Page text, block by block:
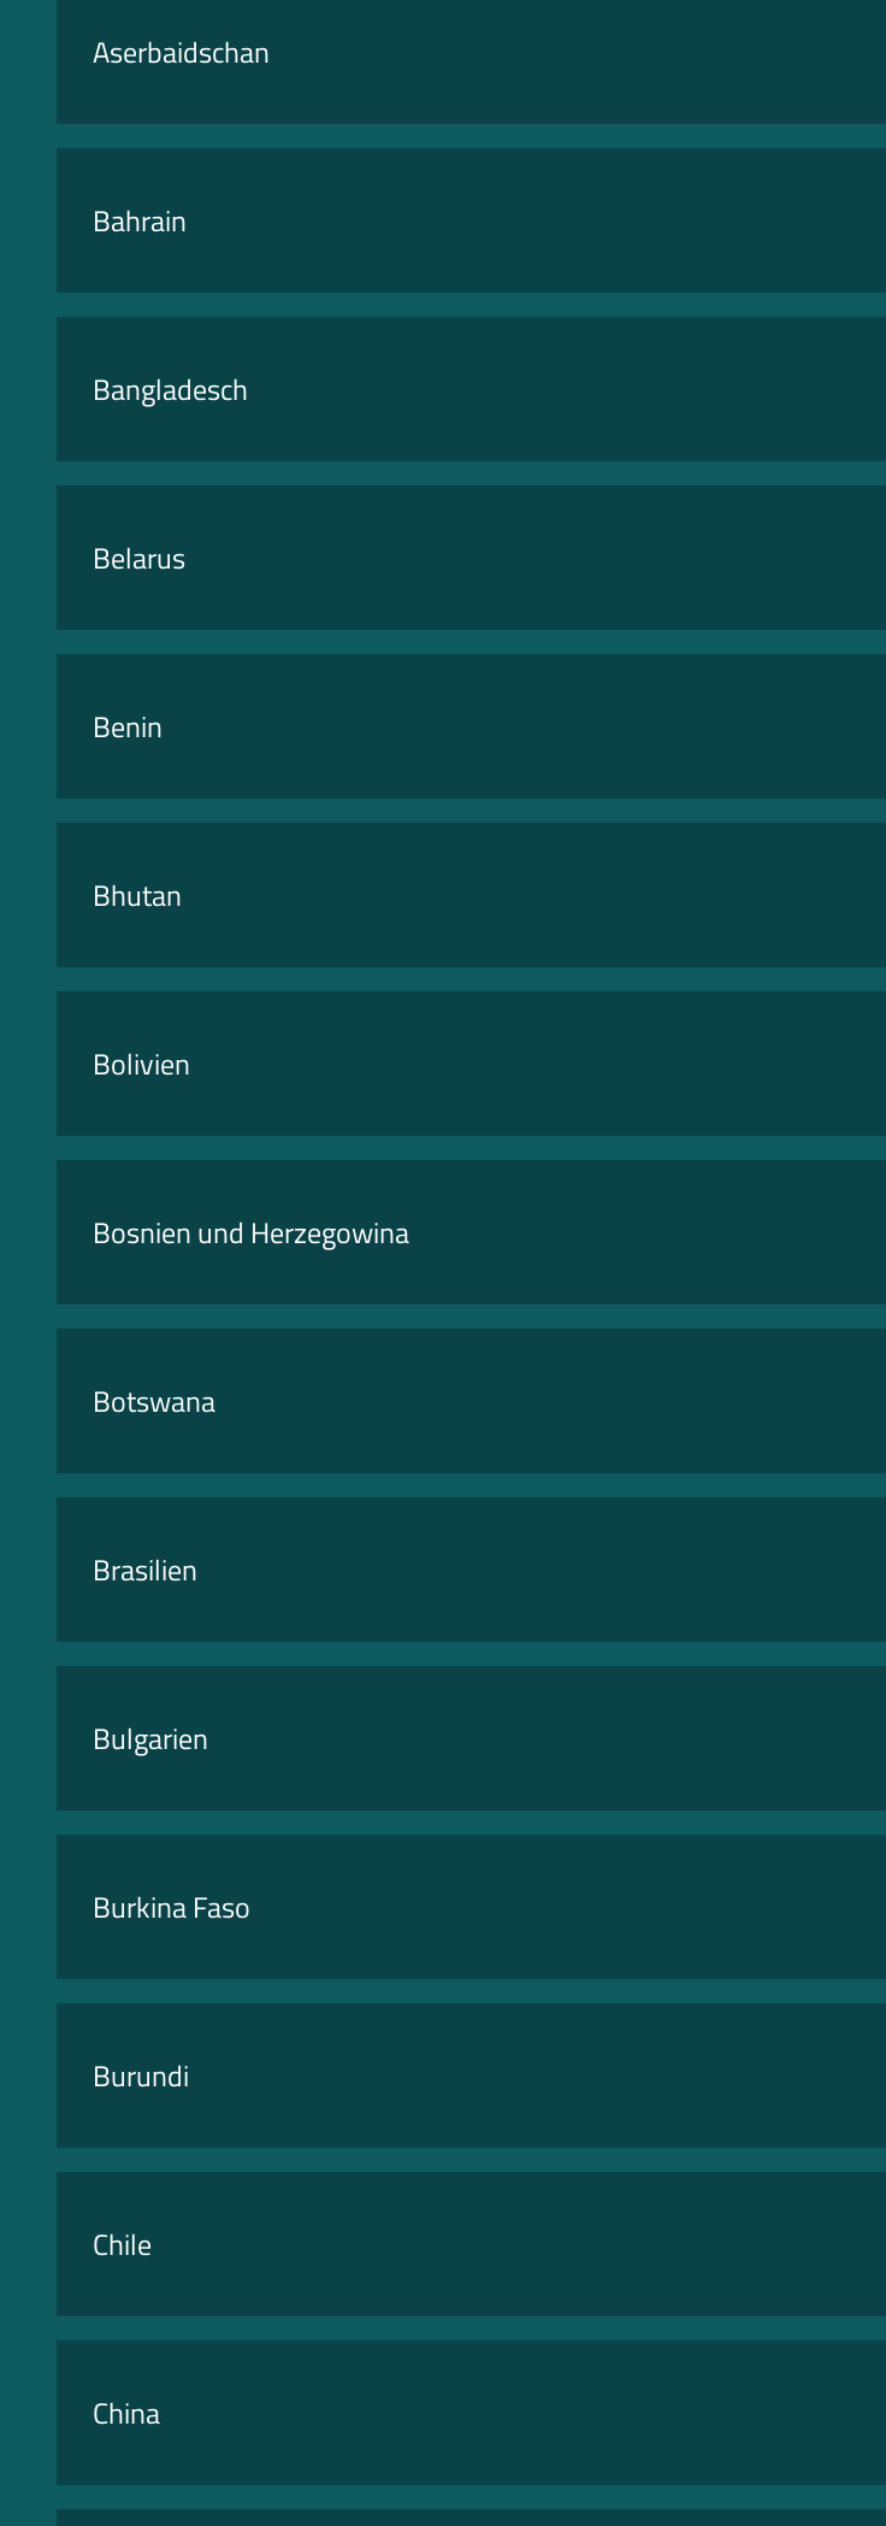
Aserbaidschan
Bahrain
Bangladesch
Belarus
Benin
Bhutan
Bolivien
Bosnien und Herzegowina
Botswana
Brasilien
Bulgarien
Burkina Faso
Burundi
Chile
China